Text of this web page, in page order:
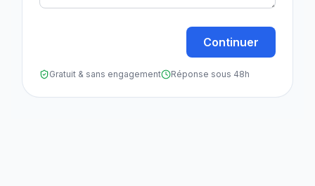
Continuer
Gratuit & sans engagement Réponse sous 48h